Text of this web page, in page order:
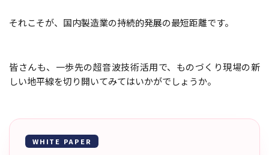
それこそが、国内製造業の持続的発展の最短距離です。
皆さんも、一歩先の超音波技術活用で、ものづくり現場の新
しい地平線を切り開いてみてはいかがでしょうか。
WHITE PAPER